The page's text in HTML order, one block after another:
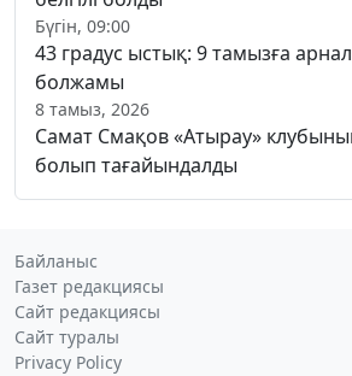
Бүгін, 09:00
43 градус ыстық: 9 тамызға
болжамы
8 тамыз, 2026
Самат Смақов «Атырау»
болып тағайындалды
Байланыс
Газет редакциясы
Сайт редакциясы
Сайт туралы
Privacy Policy